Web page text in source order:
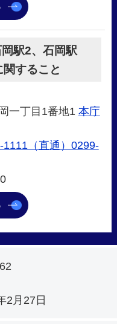
駅2、石岡駅
すること
一丁目1番地1 本庁
1111（直通）0299-
2月27日